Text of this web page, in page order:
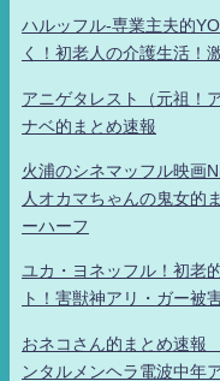
ハルッフル-専業主夫的
く！初老人の介護生活！
アニゲタレスト（元祖！
ナベ的まとめ速報
火浦のシネマッフル映画
人オカマちゃんの鬼女的
ーハーフ
ユカ・ヨネッフル！初老
ト！害獣神アリ・ガー被
おネコさん的まとめ速報
ンタルメンヘラ電波中年